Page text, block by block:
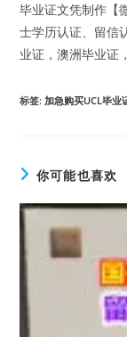
毕业证文凭制作【
士学历认证、留信
业证，澳洲毕业证
标签:加急购买UCL毕业
你可能也喜欢